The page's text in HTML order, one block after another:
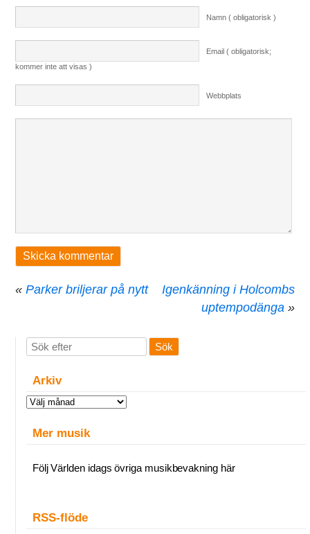
Namn ( obligatorisk )
Email ( obligatorisk;
kommer inte att visas )
Webbplats
« Parker briljerar på nytt
Igenkänning i Holcombs
uptempodänga »
Arkiv
Arkiv
Mer musik
Följ Världen idags övriga musikbevakning här
RSS-flöde